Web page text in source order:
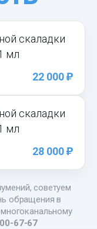
скаладки
мл
22 000)
скаладки
мл
28 000)
советуем
обращения в
67-67